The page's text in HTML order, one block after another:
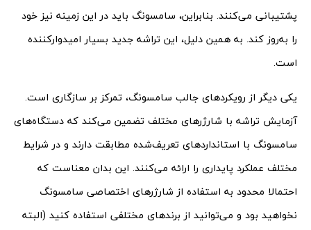
پشتیبانی می‌کنند. بنابراین، سامسونگ باید در این زمینه نیز خود
را به‌روز کند. به همین دلیل، این تراشه جدید بسیار امیدوارکننده
است.
یکی دیگر از رویکردهای جالب سامسونگ، تمرکز بر سازگاری است.
آزمایش تراشه با شارژرهای مختلف تضمین می‌کند که دستگاه‌های
سامسونگ با استانداردهای تعریف‌شده مطابقت دارند و در شرایط
مختلف عملکرد پایداری را ارائه می‌کنند. این بدان معناست که
احتمالا محدود به استفاده از شارژرهای اختصاصی سامسونگ
نخواهید بود و می‌توانید از برندهای مختلفی استفاده کنید (البته